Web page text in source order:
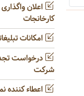
اعلان
کارخانجات
امکانات
درخواست
شرکت
اعطاء کننده